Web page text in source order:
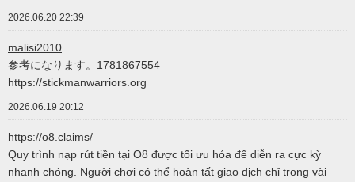
2026.06.20 22:39
malisi2010
参考になります。1781867554
https://stickmanwarriors.org
2026.06.19 20:12
https://o8.claims/
Quy trình nạp rút tiền tại O8 được tối ưu hóa để diễn ra cực kỳ
nhanh chóng. Người chơi có thể hoàn tất giao dịch chỉ trong vài